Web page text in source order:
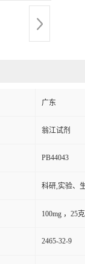
广东
翁江试剂
PB44043
科研,实验、
100mg ，25
2465-32-9